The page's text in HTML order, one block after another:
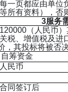
一页都应由单位
所有资料），否
3服务
（人民币
税、增值税及进
，其投标将被否决
筹资金
民币
同签订后